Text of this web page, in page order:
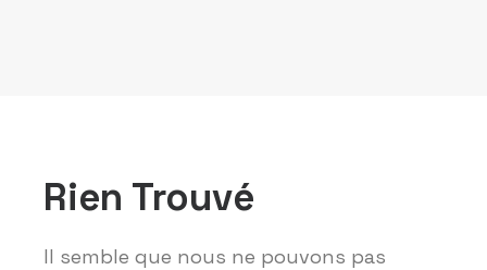
Rien Trouvé
Il semble que nous ne pouvons pas